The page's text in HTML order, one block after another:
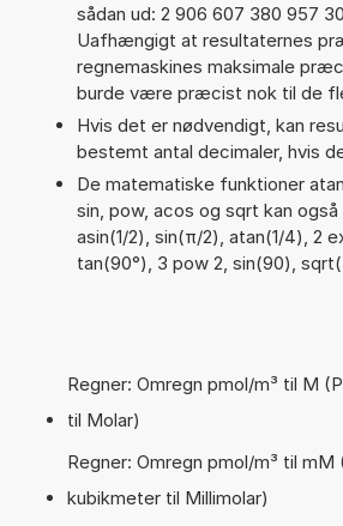
sådan ud: 2 906 607 380 957
Uafhængigt at resultaternes
regnemaskines maksimale
burde være præcist nok til de
Hvis det er nødvendigt, kan
bestemt antal decimaler, hvis
De matematiske funktioner
sin, pow, acos og sqrt kan
asin(1/2), sin(π/2), atan(1/4), 2
tan(90°), 3 pow 2, sin(90),
Regner: Omregn pmol/m³ til M
til Molar)
Regner: Omregn pmol/m³ til mM
kubikmeter til Millimolar)